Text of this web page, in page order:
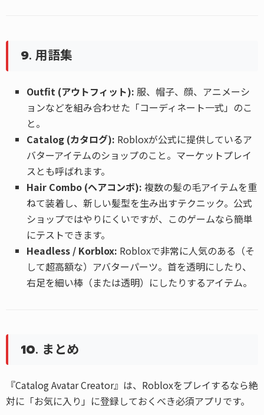
9. 用語集
Outfit (アウトフィット): 服、帽子、顔、アニメーシ
ョンなどを組み合わせた「コーディネート一式」のこ
と。
Catalog (カタログ): Robloxが公式に提供しているア
バターアイテムのショップのこと。マーケットプレイ
スとも呼ばれます。
Hair Combo (ヘアコンボ): 複数の髪の毛アイテムを重
ねて装着し、新しい髪型を生み出すテクニック。公式
ショップではやりにくいですが、このゲームなら簡単
にテストできます。
Headless / Korblox: Robloxで非常に人気のある（そ
して超高額な）アバターパーツ。首を透明にしたり、
右足を細い棒（または透明）にしたりするアイテム。
10. まとめ
『Catalog Avatar Creator』は、Robloxをプレイするなら絶
対に「お気に入り」に登録しておくべき必須アプリです。